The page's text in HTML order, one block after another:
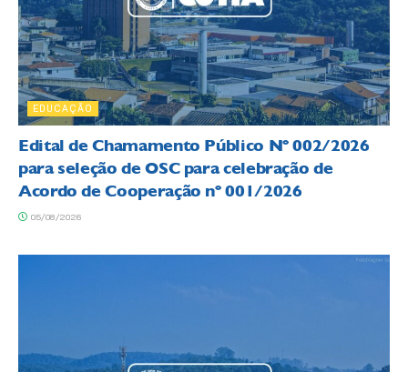
EDUCAÇÃO
Edital de Chamamento Público Nº 002/2026
para seleção de OSC para celebração de
Acordo de Cooperação nº 001/2026
05/08/2026